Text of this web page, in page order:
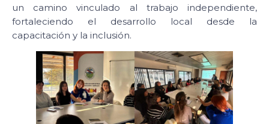
un camino vinculado al trabajo independiente,
fortaleciendo el desarrollo local desde la
capacitación y la inclusión.